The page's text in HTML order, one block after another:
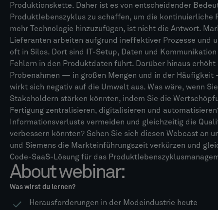
Produktionskette. Daher ist es von entscheidender
Produktlebenszyklus zu schaffen, um die kontinuierliche
mehr Technologie hinzuzufügen, ist nicht die Antwort.
Lieferanten arbeiten aufgrund ineffektiver Prozesse und
oft in Silos. Dort sind IT-Setup, Daten und
Fehlern in den Produktdaten führt. Darüber hinaus
Probenahmen — in großen Mengen und in der
wirkt sich negativ auf die Umwelt aus. Was wäre, wenn
Stakeholdern stärken könnten, indem Sie die
Fertigung zentralisieren, digitalisieren und
Informationsverluste vermeiden und gleichzeitig die
verbessern könnten? Sehen Sie sich diesen Webcast an
und Siemens die Markteinführungszeit verkürzen und
Code-SaaS-Lösung für das
About webinar:
Was wirst du lernen?
Herausforderungen in der Modeindustrie heute